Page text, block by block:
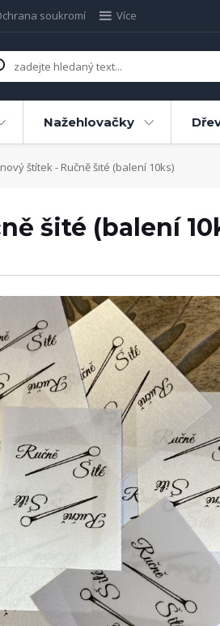
soukromí Více
Nažehlovačky
štítek - Ručně šité (balení 10ks)
šité (balení